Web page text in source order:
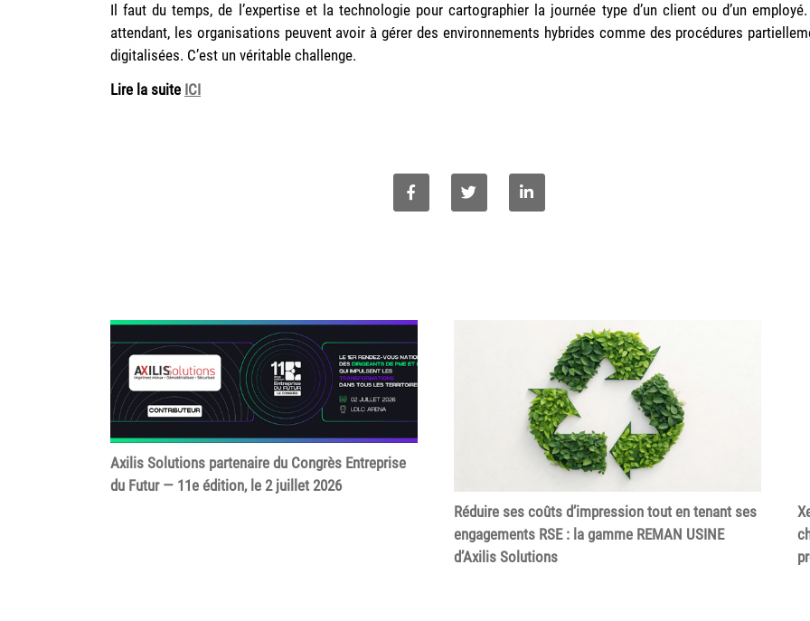
Il faut du temps, de l’expertise et la technologie pour cartographier la journée type d’un client ou d’un employé.
attendant, les organisations peuvent avoir à gérer des environnements hybrides comme des procédures
digitalisées. C’est un véritable challenge.
Lire la suite ICI
Axilis Solutions partenaire du Congrès Entreprise
du Futur — 11e édition, le 2 juillet 2026
Réduire ses coûts d’impression tout en tenant ses
engagements RSE : la gamme REMAN USINE
d’Axilis Solutions